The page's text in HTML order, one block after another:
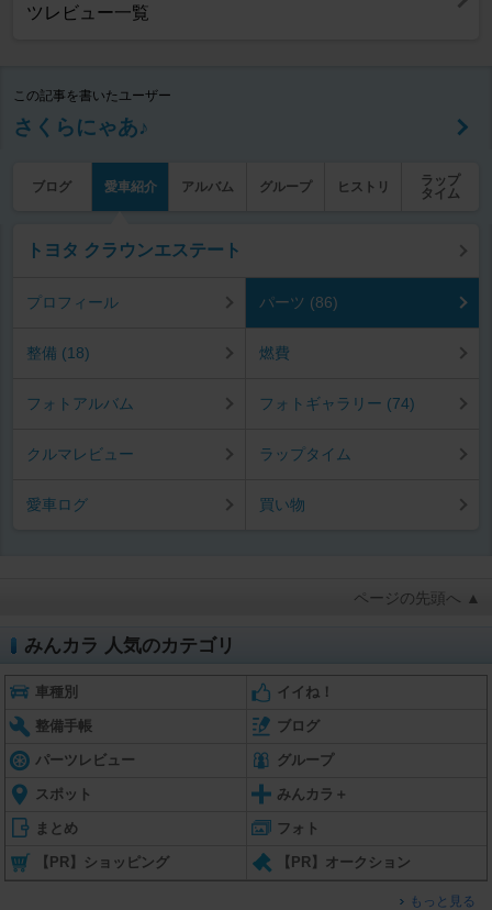
ツレビュー一覧
この記事を書いたユーザー
さくらにゃあ♪
ブログ 愛車紹介 アルバム グループ ヒストリ
ラップ
タイム
トヨタ クラウンエステート
プロフィール パーツ (86)
整備 (18) 燃費
フォトアルバム フォトギャラリー (74)
クルマレビュー ラップタイム
愛車ログ 買い物
ページの先頭へ ▲
みんカラ 人気のカテゴリ
車種別 イイね！
整備手帳 ブログ
パーツレビュー グループ
スポット みんカラ＋
まとめ フォト
【PR】ショッピング 【PR】オークション
もっと見る